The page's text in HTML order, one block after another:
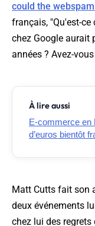
could the
français, "Qu'est-ce
chez Google aurait
années ? Avez-
À lire aussi
E-commerce en
d’euros bientôt
Matt Cutts fait son
deux événements
chez lui des